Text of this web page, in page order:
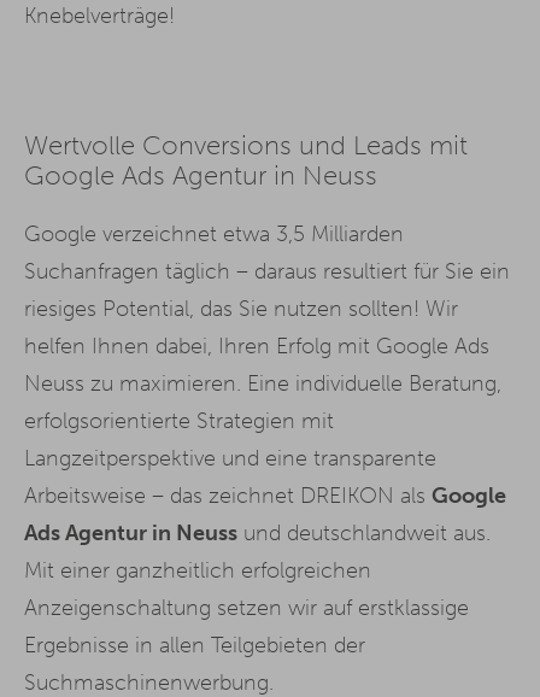
Knebelverträge!
Wertvolle Conversions und Leads mit
Google Ads Agentur in Neuss
Google verzeichnet etwa 3,5 Milliarden
Suchanfragen täglich – daraus resultiert für Sie ein
riesiges Potential, das Sie nutzen sollten! Wir
helfen Ihnen dabei, Ihren Erfolg mit Google Ads
Neuss zu maximieren. Eine individuelle Beratung,
erfolgsorientierte Strategien mit
Langzeitperspektive und eine transparente
Arbeitsweise – das zeichnet DREIKON als Google
Ads Agentur in Neuss und deutschlandweit aus.
Mit einer ganzheitlich erfolgreichen
Anzeigenschaltung setzen wir auf erstklassige
Ergebnisse in allen Teilgebieten der
Suchmaschinenwerbung.